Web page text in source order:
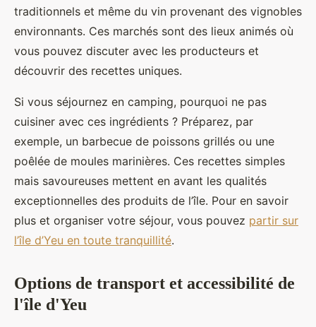
traditionnels et même du vin provenant des vignobles
environnants. Ces marchés sont des lieux animés où
vous pouvez discuter avec les producteurs et
découvrir des recettes uniques.
Si vous séjournez en camping, pourquoi ne pas
cuisiner avec ces ingrédients ? Préparez, par
exemple, un barbecue de poissons grillés ou une
poêlée de moules marinières. Ces recettes simples
mais savoureuses mettent en avant les qualités
exceptionnelles des produits de l’île. Pour en savoir
plus et organiser votre séjour, vous pouvez partir sur
l’île d’Yeu en toute tranquillité.
Options de transport et accessibilité de
l'île d'Yeu